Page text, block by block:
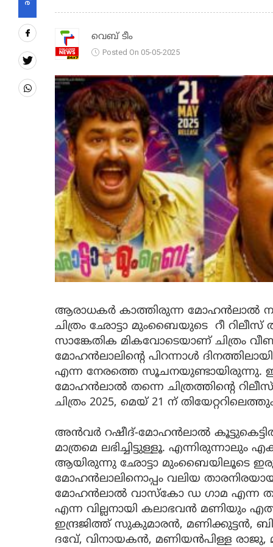
വെബ് ടീം
Posted On 05-05-2025
ആരാധകർ കാത്തിരുന്ന മോഹൻലാൽ
ചിത്രം ഛോട്ടാ മുംബൈയുടെ റീ
സാങ്കേതിക മികവോടെയാണ് ചിത്രം
മോഹന്‍ലാലിന്റെ പിറന്നാള്‍
എന്ന നേരത്തെ സൂചനയുണ്ടായിരുന്നു.
മോഹന്‍ലാല്‍ തന്നെ ചിത്രത്തിന്റെ റിലീസ്
ചിത്രം 2025, മെയ് 21 ന്
അന്‍വര്‍ റഷീദ്-മോഹന്‍ലാല്‍
മാത്രമെ ലഭിച്ചിട്ടുള്ളൂ. എന്നിരുന്നാലും
ആയിരുന്നു ഛോട്ടാ മുംബൈയിലൂടെ
മോഹന്‍ലാലിനൊപ്പം വലിയ
മോഹന്‍ലാല്‍ വാസ്‌കോ ഡ ഗാമ എന്ന
എന്ന വില്ലനായി കലാഭവന്‍ മണിയും
ഇന്ദ്രജിത്ത് സുകുമാരന്‍, മണിക്കുട്ടന്‍,
ദവേ്, വിനായകന്‍, മണിയന്‍പിള്ള